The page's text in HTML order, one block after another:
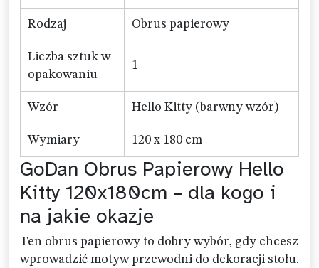
Rodzaj Obrus papierowy
Liczba sztuk w
opakowaniu
1
Wzór Hello Kitty (barwny wzór)
Wymiary 120 x 180 cm
GoDan Obrus Papierowy Hello
Kitty 120x180cm – dla kogo i
na jakie okazje
Ten obrus papierowy to dobry wybór, gdy chcesz
wprowadzić motyw przewodni do dekoracji stołu.